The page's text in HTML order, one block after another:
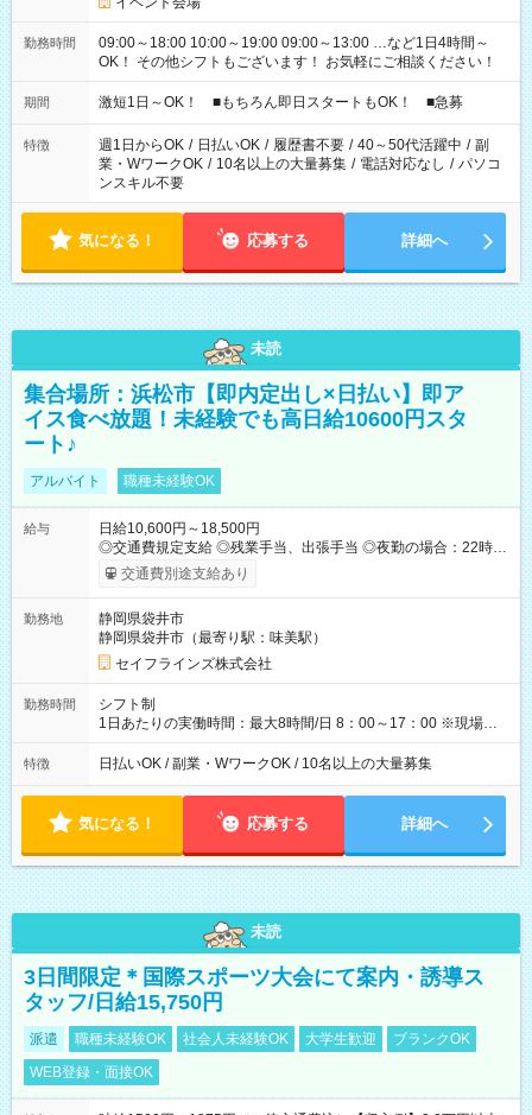
勤務時間
09:00～18:00 10:00～19:00 09:00～13:00 …など1日4時間～
OK！ その他シフトもございます！ お気軽にご相談ください！
期間 激短1日～OK！ ■もちろん即日スタートもOK！ ■急募
特徴 週1日からOK / 日払いOK / 履歴書不要 / 40～50代活躍中 / 副
業・WワークOK / 10名以上の大量募集 / 電話対応なし / パソコ
ンスキル不要
気になる！ 応募する 詳細へ
未読
集合場所：浜松市【即内定出し×日払い】即ア
イス食べ放題！未経験でも高日給10600円スタ
ート♪
アルバイト 職種未経験OK
給与
日給10,600円～18,500円
◎交通費規定支給 ◎残業手当、出張手当 ◎夜勤の場合：22時～
翌5時は割増給与 ◎日払い・週払い可(希望者／条件有) ◎社食あ
ダブルワークも可能です☺ ◎髪色、ピアス、タトゥーOK おしゃ
れも自由に楽しめます！ 【試用期間】試用期間あり 試用期間の
長さ：3ヶ月 雇用形態、給与は本採用時と同じです。
交通費別途支給あり
勤務地
静岡県袋井市
静岡県袋井市（最寄り駅：味美駅）
セイフラインズ株式会社
勤務時間
シフト制
1日あたりの実働時間：最大8時間/日 8：00～17：00 ※現場によ
っては多少時間は前後します ▶残業ほとんどなし！ ▶時間より
早く終わることの方が多いと思います。現場によっては午前中
望の方は夜勤（21:00～6:00）のお仕事も可能。
特徴 日払いOK / 副業・WワークOK / 10名以上の大量募集
気になる！ 応募する 詳細へ
未読
3日間限定＊国際スポーツ大会にて案内・誘導ス
タッフ/日給15,750円
派遣 職種未経験OK 社会人未経験OK 大学生歓迎
ブランクOK
WEB登録・面接OK